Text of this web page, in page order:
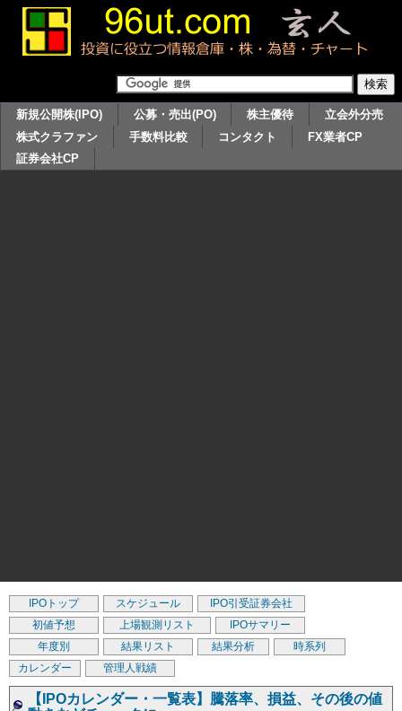
新規公開株(IPO) 公募・売出(PO) 株主優待
立会外分売
株式クラファン
手数料比較 コンタクト
FX業者CP
証券会社CP
IPOトップ スケジュール
IPO引受証券会社
初値予想
上場観測リスト
IPOサマリー
年度別
結果リスト 結果分析
時系列
カレンダー
管理人戦績
【IPOカレンダー・一覧表】騰落率、損益、その後の値